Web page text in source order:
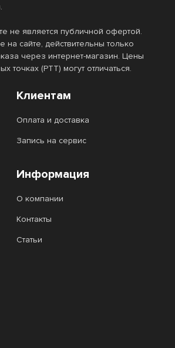
не является публичной офертой.
на сайте, действительны только
через интернет-магазин. Цены
точках (РТТ) могут отличаться.
Клиентам
Оплата и доставка
Запись на сервис
Информация
О компании
Контакты
Статьи